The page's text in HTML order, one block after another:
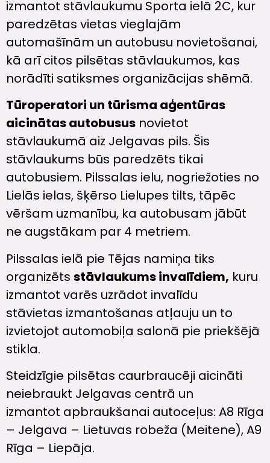
izmantot stāvlaukumu Sporta ielā 2C, kur
paredzētas vietas vieglajām
automašīnām un autobusu novietošanai,
kā arī citos pilsētas stāvlaukumos, kas
norādīti satiksmes organizācijas shēmā.
Tūroperatori un tūrisma aģentūras
aicinātas autobusus novietot
stāvlaukumā aiz Jelgavas pils. Šis
stāvlaukums būs paredzēts tikai
autobusiem. Pilssalas ielu, nogriežoties no
Lielās ielas, šķērso Lielupes tilts, tāpēc
vēršam uzmanību, ka autobusam jābūt
ne augstākam par 4 metriem.
Pilssalas ielā pie Tējas namiņa tiks
organizēts stāvlaukums invalīdiem, kuru
izmantot varēs uzrādot invalīdu
stāvietas izmantošanas atļauju un to
izvietojot automobiļa salonā pie priekšējā
stikla.
Steidzīgie pilsētas caurbraucēji aicināti
neiebraukt Jelgavas centrā un
izmantot apbraukšanai autoceļus: A8 Rīga
– Jelgava – Lietuvas robeža (Meitene), A9
Rīga – Liepāja.